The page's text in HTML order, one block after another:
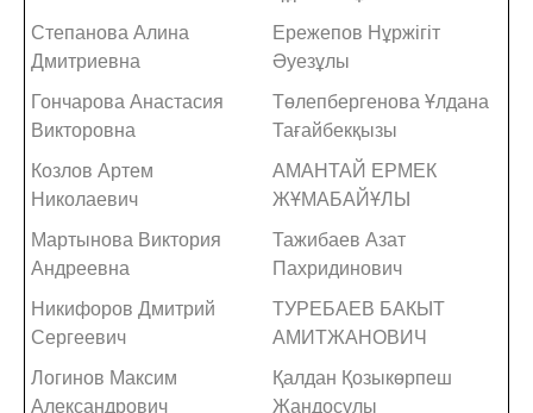
Степанова Алина
Дмитриевна
Ережепов Нұржігіт
Әуезұлы
Гончарова Анастасия
Викторовна
Төлепбергенова Ұлдана
Тағайбекқызы
Козлов Артем
Николаевич
АМАНТАЙ ЕРМЕК
ЖҰМАБАЙҰЛЫ
Мартынова Виктория
Андреевна
Тажибаев Азат
Пахридинович
Никифоров Дмитрий
Сергеевич
ТУРЕБАЕВ БАКЫТ
АМИТЖАНОВИЧ
Логинов Максим
Александрович
Қалдан Қозыкөрпеш
Жандосұлы